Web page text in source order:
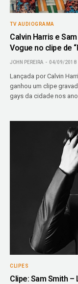
TV AUDIOGRAMA
Calvin Harris e
Vogue no clipe de
JOHN PEREIRA 04/09/2018
Lançada por Calvin
ganhou um clipe
gays da cidade nos
CLIPES
Clipe: Sam Smith –